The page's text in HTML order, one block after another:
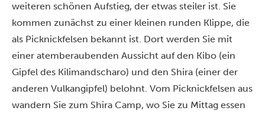
weiteren schönen Aufstieg, der etwas steiler ist. Sie
kommen zunächst zu einer kleinen runden Klippe, die
als Picknickfelsen bekannt ist. Dort werden Sie mit
einer atemberaubenden Aussicht auf den Kibo (ein
Gipfel des Kilimandscharo) und den Shira (einer der
anderen Vulkangipfel) belohnt. Vom Picknickfelsen aus
wandern Sie zum Shira Camp, wo Sie zu Mittag essen